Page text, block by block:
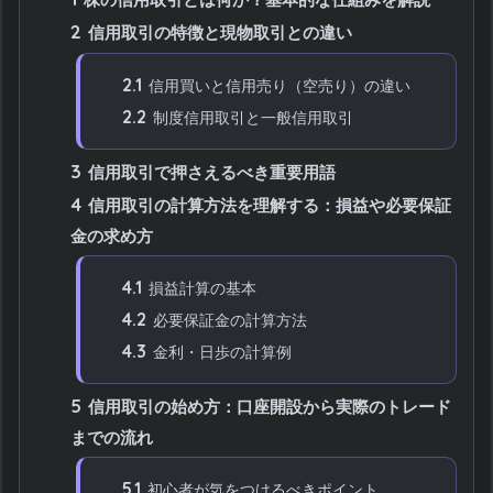
2 信用取引の特徴と現物取引との違い
2.1 信用買いと信用売り（空売り）の違い
2.2 制度信用取引と一般信用取引
3 信用取引で押さえるべき重要用語
4 信用取引の計算方法を理解する：損益や必要保証
金の求め方
4.1 損益計算の基本
4.2 必要保証金の計算方法
4.3 金利・日歩の計算例
5 信用取引の始め方：口座開設から実際のトレード
までの流れ
5.1